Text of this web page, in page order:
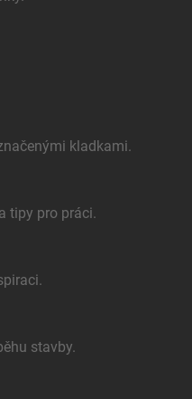
kladkami.
tipy pro práci.
stavby.